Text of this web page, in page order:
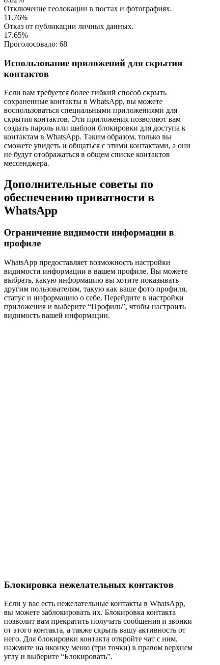
Отключение геолокации в постах и фотографиях.
11.76%
Отказ от публикации личных данных.
17.65%
Проголосовало: 68
Использование приложений для скрытия
контактов
Если вам требуется более гибкий способ скрыть
сохраненные контакты в WhatsApp, вы можете
воспользоваться специальными приложениями для
скрытия контактов. Эти приложения позволяют вам
создать пароль или шаблон блокировки для доступа к
контактам в WhatsApp. Таким образом, только вы
сможете увидеть и общаться с этими контактами, а они
не будут отображаться в общем списке контактов
мессенджера.
Дополнительные советы по
обеспечению приватности в
WhatsApp
Ограничение видимости информации в
профиле
WhatsApp предоставляет возможность настройки
видимости информации в вашем профиле. Вы можете
выбрать, какую информацию вы хотите показывать
другим пользователям, такую как ваше фото профиля,
статус и информацию о себе. Перейдите в настройки
приложения и выберите “Профиль”, чтобы настроить
видимость вашей информации.
Блокировка нежелательных контактов
Если у вас есть нежелательные контакты в WhatsApp,
вы можете заблокировать их. Блокировка контакта
позволит вам прекратить получать сообщения и звонки
от этого контакта, а также скрыть вашу активность от
него. Для блокировки контакта откройте чат с ним,
нажмите на иконку меню (три точки) в правом верхнем
углу и выберите “Блокировать”.